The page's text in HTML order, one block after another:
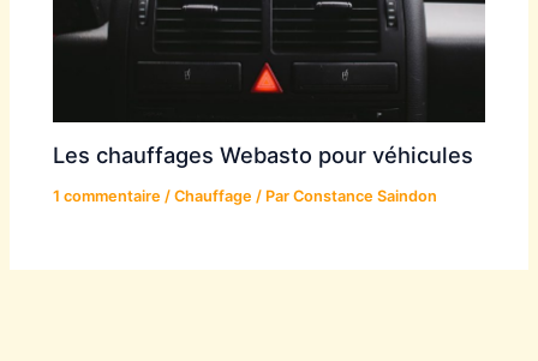
Les chauffages Webasto pour véhicules
1 commentaire /Chauffage / ParConstance Saindon